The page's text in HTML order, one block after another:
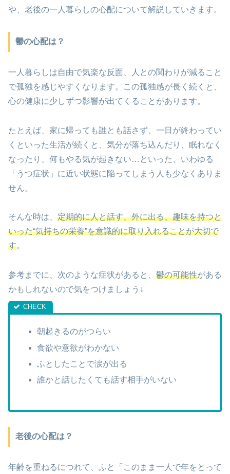
や、老後の一人暮らしの心配について解説していきます。
鬱の心配は？
一人暮らしは自由で気楽な反面、人との関わりが減ること
で孤独を感じやすくなります。この孤独感が長く続くと、
心の健康に少しずつ影響が出てくることがあります。
たとえば、家に帰っても誰とも話さず、一日が終わってい
くといった生活が続くと、気分が落ち込んだり、眠れなく
なったり、何もやる気が起きない…といった、いわゆる
「うつ症状」に近い状態に陥ってしまう人も少なくありま
せん。
そんな時は、 定期的に人と話す、外に出る、趣味を持つと
いった“気持ちの栄養”を意識的に取り入れることが大切で
す。
参考までに、次のような症状があると、 鬱の可能性がある
かもしれないので気をつけましょう↓
朝起きるのがつらい
食欲や意欲がわかない
ふとしたことで涙が出る
誰かと話したくても話す相手がいない
老後の心配は？
年齢を重ねるにつれて、ふと「このまま一人で年をとって